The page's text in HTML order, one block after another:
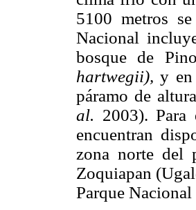
5100 metros
Nacional
bosque de
hartwegii), y en
páramo de
al. 2003). Para
encuentran
zona norte del
Zoquiapan
Parque